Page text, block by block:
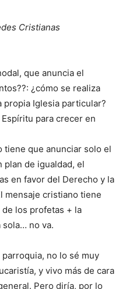
Cristianas
que anuncia el
¿cómo se realiza
propia Iglesia particular?
para crecer en
tiene que anunciar solo el
plan de igualdad, el
en favor del Derecho y la
mensaje cristiano tiene
los profetas + la
sola… no va.
no lo sé muy
y vivo más de cara
Pero diría, por lo